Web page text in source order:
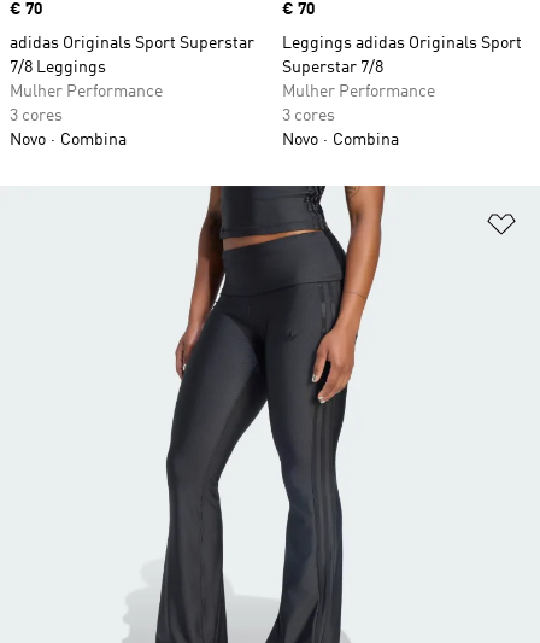
Price
€ 70
adidas Originals Sport Superstar
7/8 Leggings
Mulher Performance
3 cores
Novo
Combina
Price
€ 70
Leggings adidas Originals Sport
Superstar 7/8
Mulher Performance
3 cores
Novo
Combina